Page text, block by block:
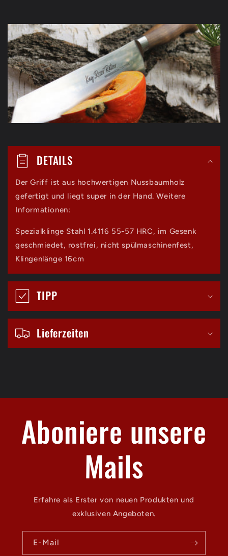
E
i
n
k
l
a
n
a
t
DETAILS
Der Griff ist aus hochwertigen Nussbaumholz
gefertigt und liegt super in der Hand. Weitere
Informationen:
Spezialklinge Stahl 1.4116 55-57 HRC, im Gesenk
geschmiedet, rostfrei, nicht spülmaschinenfest,
Klingenlänge 16cm
TIPP
Lieferzeiten
Aboniere unsere
Mails
Erfahre als Erster von neuen Produkten und
exklusiven Angeboten.
E-Mail